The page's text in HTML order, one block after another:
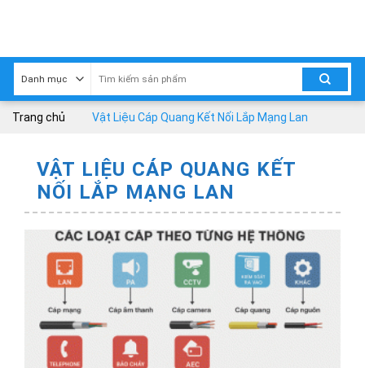
Trang chủ Vật Liệu Cáp Quang Kết Nối Lắp Mạng Lan
VẬT LIỆU CÁP QUANG KẾT
NỐI LẮP MẠNG LAN